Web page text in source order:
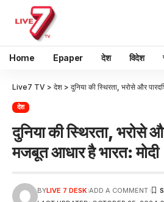
Home Epaper देश विदेश
Live7 TV > देश > दुनिया की स्थिरता, भरोसे और
देश
दुनिया की स्थिरता, भरोसे
मजबूत आधार है भारत: मोदी
BYLIVE 7 DESK ADD A COMMENT